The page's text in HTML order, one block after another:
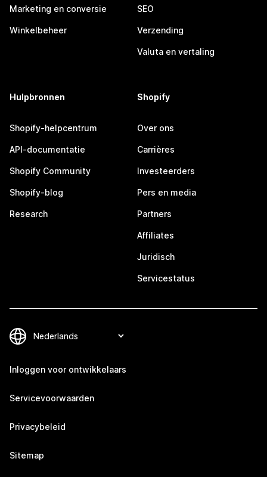
Marketing en conversie
Winkelbeheer
SEO
Verzending
Valuta en vertaling
Hulpbronnen
Shopify-helpcentrum
API-documentatie
Shopify Community
Shopify-blog
Research
Shopify
Over ons
Carrières
Investeerders
Pers en media
Partners
Affiliates
Juridisch
Servicestatus
Inloggen voor ontwikkelaars
Servicevoorwaarden
Privacybeleid
Sitemap